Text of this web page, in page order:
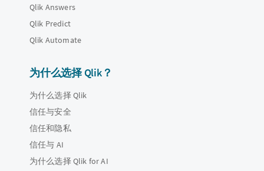
Qlik Answers
Qlik Predict
Qlik Automate
为什么选择 Qlik？
为什么选择 Qlik
信任与安全
信任和隐私
信任与 AI
为什么选择 Qlik for AI